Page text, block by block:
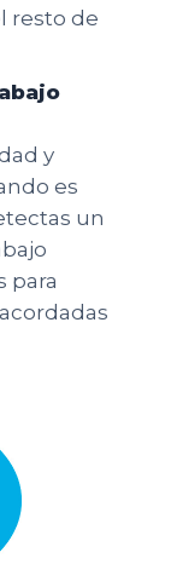
resto de
y
es
un
para